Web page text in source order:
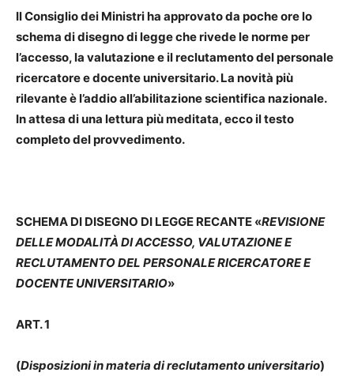
Il Consiglio dei Ministri ha approvato da poche ore lo
schema di disegno di legge che rivede le norme per
l’accesso, la valutazione e il reclutamento del personale
ricercatore e docente universitario. La novità più
rilevante è l’addio all’abilitazione scientifica nazionale.
In attesa di una lettura più meditata, ecco il testo
completo del provvedimento.
SCHEMA DI DISEGNO DI LEGGE RECANTE «REVISIONE
DELLE MODALITÀ DI ACCESSO, VALUTAZIONE E
RECLUTAMENTO DEL PERSONALE RICERCATORE E
DOCENTE UNIVERSITARIO»
ART.1
(Disposizioni in materia di reclutamento universitario)